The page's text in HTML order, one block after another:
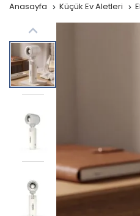
Anasayfa Küçük Ev Aletleri